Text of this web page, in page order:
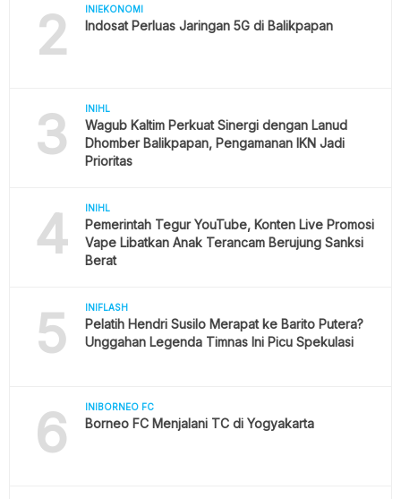
2 INIEKONOMI
Indosat Perluas Jaringan 5G di Balikpapan
3 INIHL
Wagub Kaltim Perkuat Sinergi dengan Lanud
Dhomber Balikpapan, Pengamanan IKN Jadi
Prioritas
4 INIHL
Pemerintah Tegur YouTube, Konten Live Promosi
Vape Libatkan Anak Terancam Berujung Sanksi
Berat
5 INIFLASH
Pelatih Hendri Susilo Merapat ke Barito Putera?
Unggahan Legenda Timnas Ini Picu Spekulasi
6 INIBORNEO FC
Borneo FC Menjalani TC di Yogyakarta